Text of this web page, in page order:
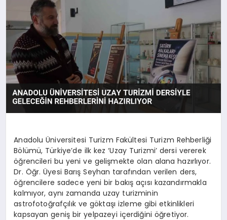
Anadolu Üniversitesi Turizm Fakültesi Turizm Rehberliği
Bölümü, Türkiye’de ilk kez ‘Uzay Turizmi’ dersi vererek
öğrencileri bu yeni ve gelişmekte olan alana hazırlıyor.
Dr. Öğr. Üyesi Barış Seyhan tarafından verilen ders,
öğrencilere sadece yeni bir bakış açısı kazandırmakla
kalmıyor, aynı zamanda uzay turizminin
astrofotoğrafçılık ve göktaşı izleme gibi etkinlikleri
kapsayan geniş bir yelpazeyi içerdiğini öğretiyor.